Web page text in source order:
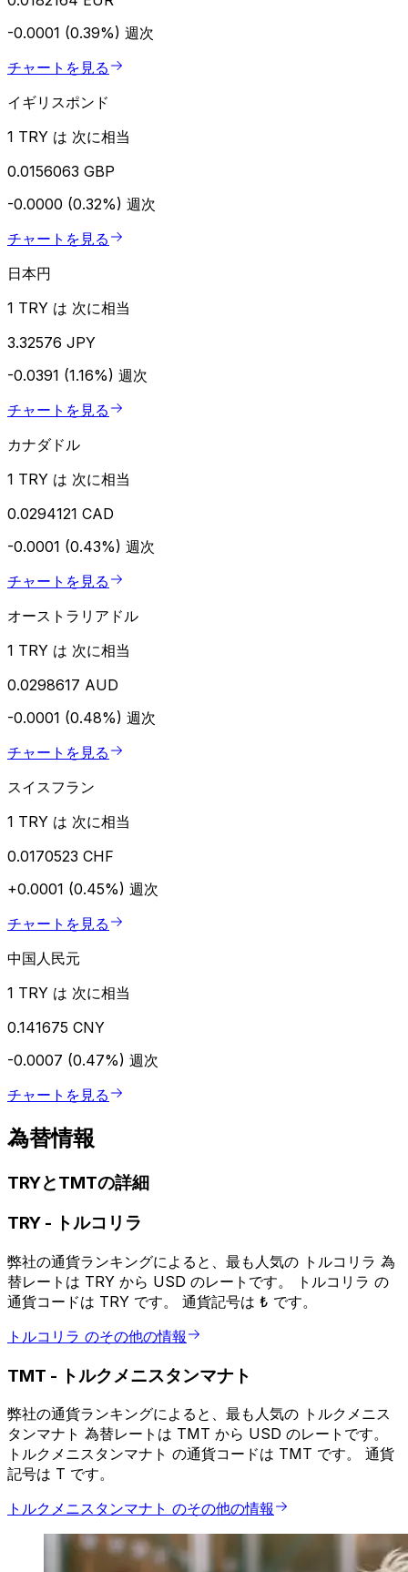
-0.0001 (0.39%) 週次
チャートを見る
イギリスポンド
1 TRY は 次に相当
0.0156063 GBP
-0.0000 (0.32%) 週次
チャートを見る
日本円
1 TRY は 次に相当
3.32576 JPY
-0.0391 (1.16%) 週次
チャートを見る
カナダドル
1 TRY は 次に相当
0.0294121 CAD
-0.0001 (0.43%) 週次
チャートを見る
オーストラリアドル
1 TRY は 次に相当
0.0298617 AUD
-0.0001 (0.48%) 週次
チャートを見る
スイスフラン
1 TRY は 次に相当
0.0170523 CHF
+0.0001 (0.45%) 週次
チャートを見る
中国人民元
1 TRY は 次に相当
0.141675 CNY
-0.0007 (0.47%) 週次
チャートを見る
為替情報
TRYとTMTの詳細
TRY - トルコリラ
弊社の通貨ランキングによると、最も人気の トルコリラ 為
替レートは TRY から USD のレートです。 トルコリラ の
通貨コードは TRY です。 通貨記号は ₺ です。
トルコリラ のその他の情報
TMT - トルクメニスタンマナト
弊社の通貨ランキングによると、最も人気の トルクメニス
タンマナト 為替レートは TMT から USD のレートです。
トルクメニスタンマナト の通貨コードは TMT です。 通貨
記号は T です。
トルクメニスタンマナト のその他の情報